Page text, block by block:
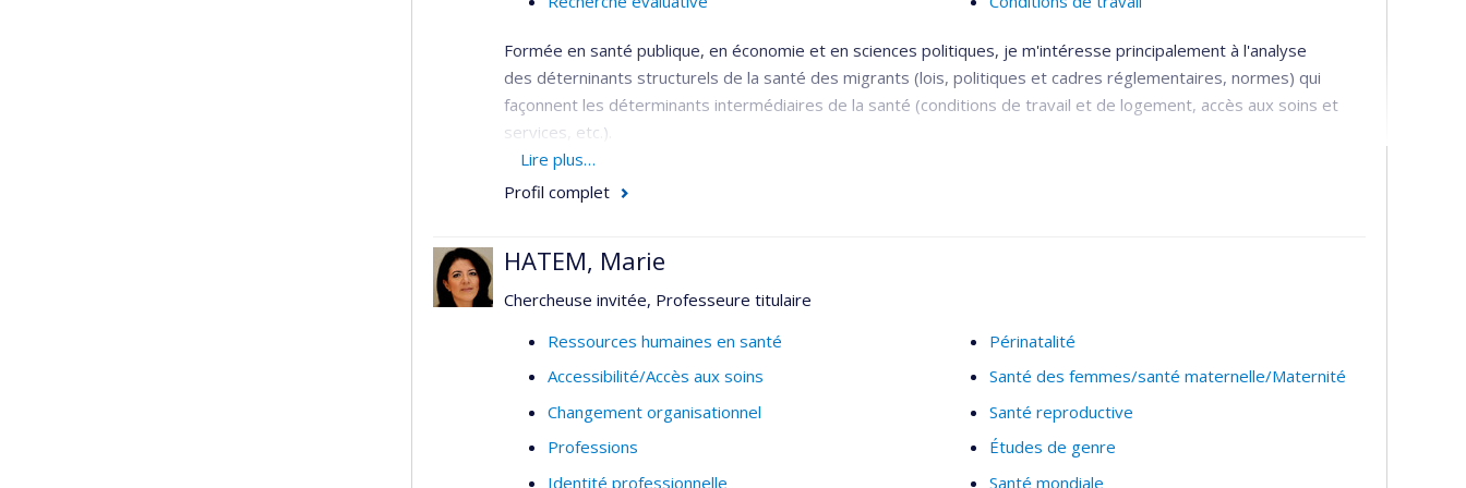
service utilization, healthcare system analysis, performance indicators, and patient outcomes
Formée en santé publique, en économie et en sciences politiques, je m'intéresse principalement à l'analyse
des déterninants structurels de la santé des migrants (lois, politiques et cadres réglementaires, normes) qui
façonnent les déterminants intermédiaires de la santé (conditions de travail et de logement, accès aux soins et
services, etc.).
Mes projets actuels évaluent 1) l'expérience des soins et services des personnes au statut migratoire précaire,
et 2) l’émergence et la mise en oeuvre d’initiatives intersectorielles et de formations aux professionnels de santé
Europe. Je mobilise les approches participatives et centrées sur les besoins des usagers dans mes recherches.
Lire plus…
Profil complet
HATEM, Marie
Chercheuse invitée, Professeure titulaire
Ressources humaines en santé
Accessibilité/Accès aux soins
Changement organisationnel
Professions
Identité professionnelle
Périnatalité
Santé des femmes/santé maternelle/Maternité
Santé reproductive
Études de genre
Santé mondiale